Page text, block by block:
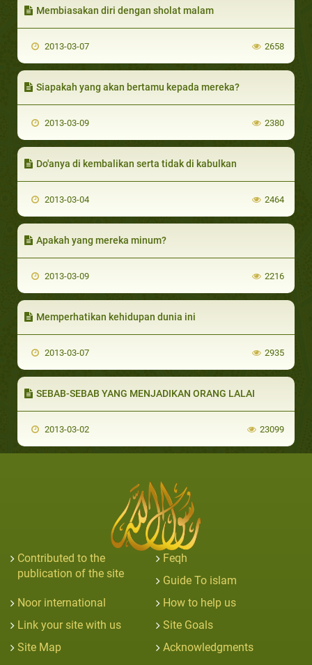
Membiasakan diri dengan sholat malam
2013-03-07 2658
Siapakah yang akan bertamu kepada mereka?
2013-03-09 2380
Do'anya di kembalikan serta tidak di kabulkan
2013-03-04 2464
Apakah yang mereka minum?
2013-03-09 2216
Memperhatikan kehidupan dunia ini
2013-03-07 2935
SEBAB-SEBAB YANG MENJADIKAN ORANG LALAI
2013-03-02 23099
Contributed to the
publication of the site
Feqh
Guide To islam
Noor international
How to help us
Link your site with us
Site Goals
Site Map
Acknowledgments